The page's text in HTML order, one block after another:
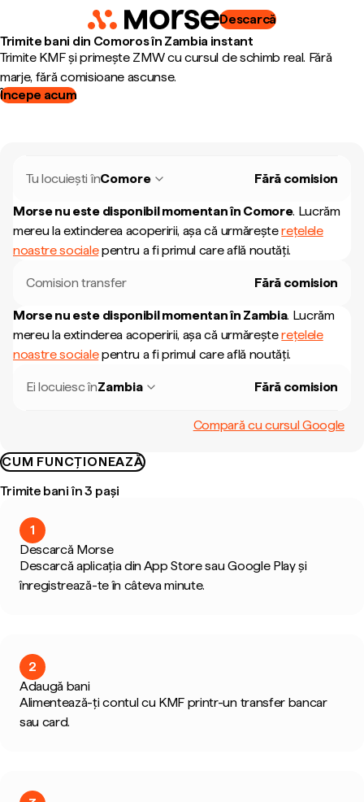
Descarcă
Trimite bani din Comoros în Zambia instant
Trimite KMF și primește ZMW cu cursul de schimb real. Fără
marje, fără comisioane ascunse.
Începe acum
Tu locuiești înComore Fără comision
Morse nu este disponibil momentan în Comore. Lucrăm
mereu la extinderea acoperirii, așa că urmăreșterețelele
noastre socialepentru a fi primul care află noutăți.
Comision transfer Fără comision
Morse nu este disponibil momentan în Zambia. Lucrăm
mereu la extinderea acoperirii, așa că urmăreșterețelele
noastre socialepentru a fi primul care află noutăți.
Ei locuiesc înZambia Fără comision
Compară cu cursul Google
CUM FUNCȚIONEAZĂ
Trimite bani în 3 pași
1
Descarcă Morse
Descarcă aplicația din App Store sau Google Play și
înregistrează-te în câteva minute.
2
Adaugă bani
Alimentează-ți contul cu KMF printr-un transfer bancar
sau card.